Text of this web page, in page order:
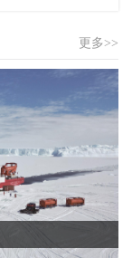
更多>>